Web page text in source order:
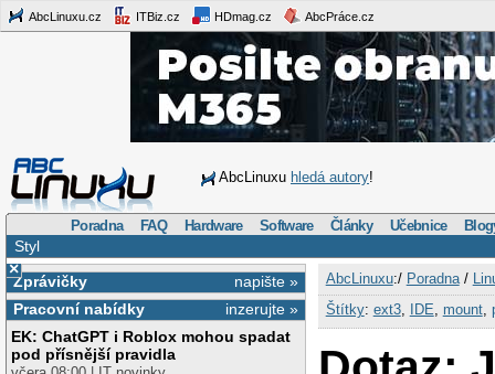
AbcLinuxu.cz ITBiz.cz HDmag.cz AbcPráce.cz
AbcLinuxu hledá autory!
Poradna FAQ Hardware Software Články Učebnice
Styl
×
napište »
Zprávičky
inzerujte »
Pracovní nabídky
EK: ChatGPT i Roblox mohou spadat
pod přísnější pravidla
AbcLinuxu:/ Poradna/
Štítky: ext3, IDE mount,